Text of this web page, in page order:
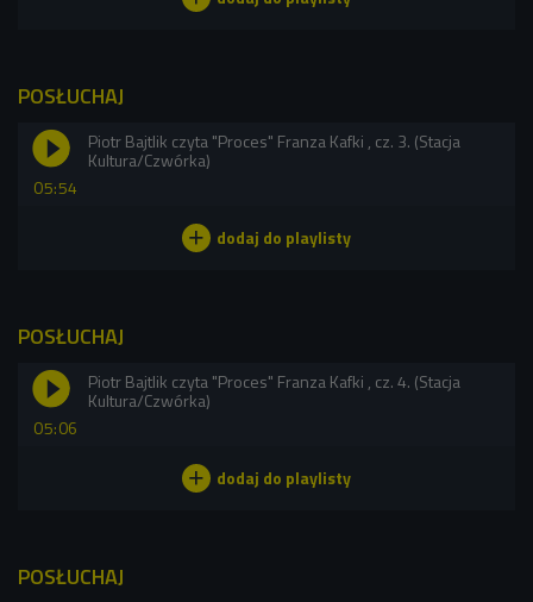
POSŁUCHAJ
05:54
Piotr Bajtlik czyta "Proces" Franza Kafki , cz. 3. (Stacja
Kultura/Czwórka)
POSŁUCHAJ
05:06
Piotr Bajtlik czyta "Proces" Franza Kafki , cz. 4. (Stacja
Kultura/Czwórka)
POSŁUCHAJ